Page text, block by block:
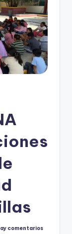
comentarios